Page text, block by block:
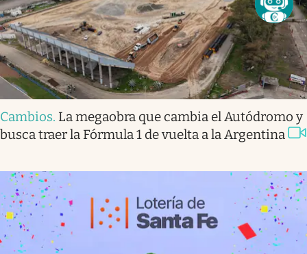
Cambios. La megaobra que cambia el Autódromo y
busca traer la Fórmula 1 de vuelta a la Argentina